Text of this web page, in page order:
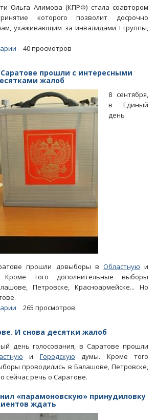
Ольга Алимова (КПРФ) стала соавтором
которого позволит досрочно
ухаживающим за инвалидами I группы,
40 просмотров
прошли с интересными
жалоб
8 сентября,
в Единый
день
прошли довыборы в Областную и
того дополнительные выборы
Петровске, Красноармейске... Но
265 просмотров
И снова десятки жалоб
день голосования, в Саратове прошли
и Городскую думы. Кроме того
проводились в Балашове, Петровске,
сейчас речь о Саратове.
«парамоновскую» принудиловку
ждать